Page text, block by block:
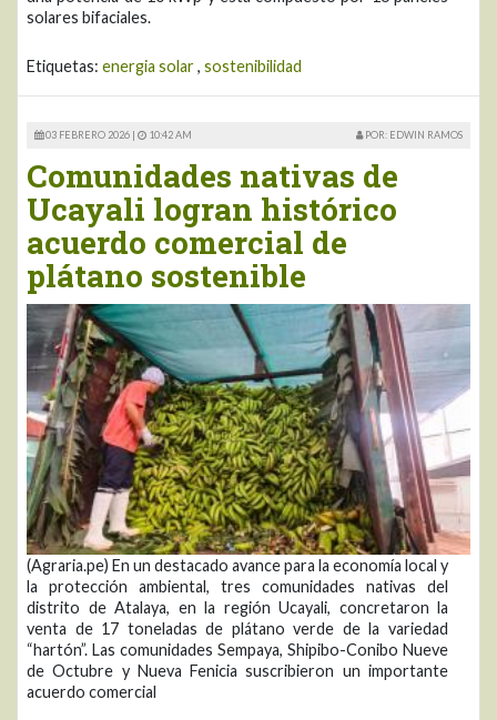
solares bifaciales.
Etiquetas: energia solar, sostenibilidad
03 FEBRERO 2026 | 10:42 AM POR: EDWIN RAMOS
Comunidades nativas de
Ucayali logran histórico
acuerdo comercial de
plátano sostenible
(Agraria.pe) En un destacado avance para la economía local y
la protección ambiental, tres comunidades nativas del
distrito de Atalaya, en la región Ucayali, concretaron la
venta de 17 toneladas de plátano verde de la variedad
“hartón”. Las comunidades Sempaya, Shipibo-Conibo Nueve
de Octubre y Nueva Fenicia suscribieron un importante
acuerdo comercial